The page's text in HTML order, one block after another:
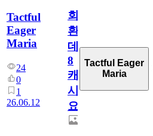
Tactful
Eager
Maria
24
0
1
26.06.12
회
환
데
8
캐
시
요??
Tactful Eager
Maria